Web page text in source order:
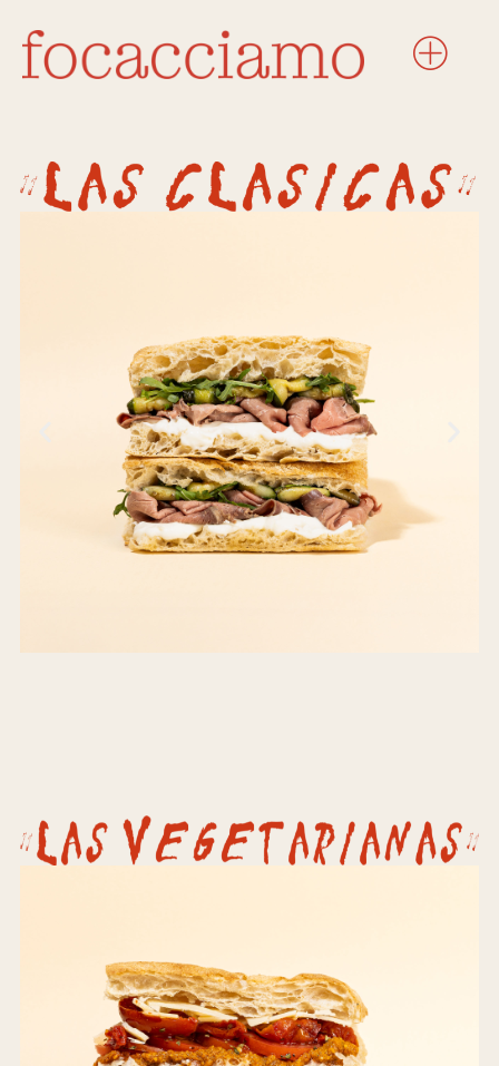
La Squisita
Roast beef, stracchino, calabacín
a la plancha, rúcula
Order Now
La Rossa
Tomates San Marzano, Grana